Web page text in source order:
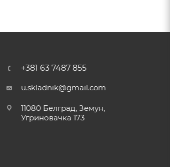
+381 63 7487 855
u.skladnik@gmail.com
11080 Белград, Земун,
Угриновачка 173